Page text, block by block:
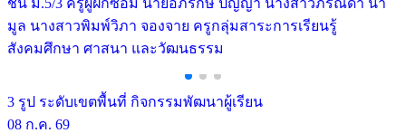
ชั้น ม.5/3 ครูผู้ฝึกซ้อม นายอภิรักษ์ ปัญญา นางสาวภรัณดา นา
มูล นางสาวพิมพ์วิภา จองจาย ครูกลุ่มสาระการเรียนรู้
สังคมศึกษา ศาสนา และวัฒนธรรม
3 รูป ระดับเขตพื้นที่ กิจกรรมพัฒนาผู้เรียน
08 ก.ค. 69